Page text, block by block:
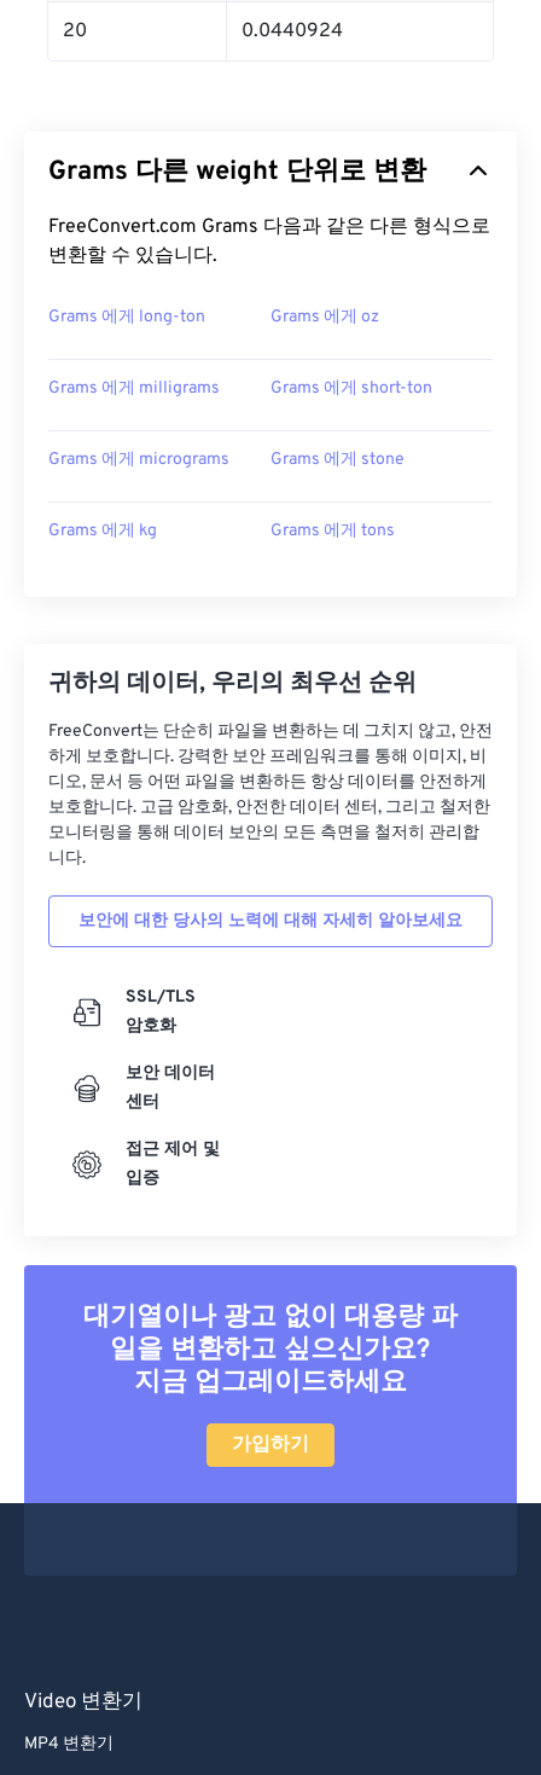
20 0.0440924
Grams 다른 weight 단위로 변환
FreeConvert.com Grams 다음과 같은 다른 형식으로
변환할 수 있습니다.
Grams 에게 long-ton Grams 에게 oz
Grams 에게 milligrams Grams 에게 short-ton
Grams 에게 micrograms Grams 에게 stone
Grams 에게 kg Grams 에게 tons
귀하의 데이터, 우리의 최우선 순위
FreeConvert는 단순히 파일을 변환하는 데 그치지 않고, 안전
하게 보호합니다. 강력한 보안 프레임워크를 통해 이미지, 비
디오, 문서 등 어떤 파일을 변환하든 항상 데이터를 안전하게
보호합니다. 고급 암호화, 안전한 데이터 센터, 그리고 철저한
모니터링을 통해 데이터 보안의 모든 측면을 철저히 관리합
니다.
보안에 대한 당사의 노력에 대해 자세히 알아보세요
SSL/TLS
암호화
보안 데이터
센터
접근 제어 및
입증
대기열이나 광고 없이 대용량 파
일을 변환하고 싶으신가요?
지금 업그레이드하세요
가입하기
Video 변환기
MP4 변환기